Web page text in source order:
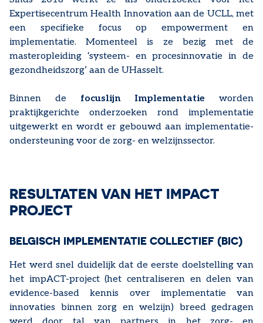
Expertisecentrum Health Innovation aan de UCLL, met
een specifieke focus op empowerment en
implementatie. Momenteel is ze bezig met de
masteropleiding ‘systeem- en procesinnovatie in de
gezondheidszorg’ aan de UHasselt.
Binnen de focuslijn Implementatie worden
praktijkgerichte onderzoeken rond implementatie
uitgewerkt en wordt er gebouwd aan implementatie-
ondersteuning voor de zorg- en welzijnssector.
RESULTATEN VAN HET IMPACT
PROJECT
BELGISCH IMPLEMENTATIE COLLECTIEF (BIC)
Het werd snel duidelijk dat de eerste doelstelling van
het impACT-project (het centraliseren en delen van
evidence-based kennis over implementatie van
innovaties binnen zorg en welzijn) breed gedragen